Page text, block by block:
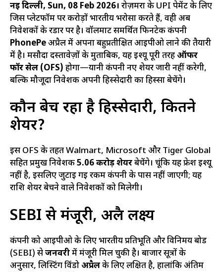
नई दिल्ली, Sun, 08 Feb 2026। रोज़मर्रा के UPI पेमेंट के लिए
जिस प्लेटफॉर्म पर करोड़ों भारतीय भरोसा करते हैं, वही अब
निवेशकों के रडार पर है। वॉलमार्ट समर्थित फिनटेक कंपनी
PhonePeअप्रैल में अपना बहुप्रतीक्षित आईपीओ लाने की तैयारी
में है। मसौदा दस्तावेज़ों के मुताबिक, यह इश्यू पूरी तरहऑफर
फॉर सेल (OFS) होगा—यानी कंपनी नए शेयर जारी नहीं करेगी,
बल्कि मौजूदा निवेशक अपनी हिस्सेदारी का हिस्सा बेचेंगे।
कौन बेच रहा है हिस्सेदारी, कितने
शेयर?
इस OFS के तहत Walmart, Microsoft और Tiger Global
सहित प्रमुख निवेशक5.06 करोड़ शेयरबेचेंगे। चूंकि यह फ्रेश इश्यू
नहीं है, इसलिए जुटाई गई रकम कंपनी के पास नहीं जाएगी; यह
राशि शेयर बेचने वाले निवेशकों को मिलेगी।
SEBI से मंजूरी, अप्रैल लक्ष्य
कंपनी को आईपीओ के लिए भारतीय प्रतिभूति और विनिमय बोर्ड
(SEBI) सेजनवरीमें मंजूरी मिल चुकी है। बाजार सूत्रों के
अनुसार, लिस्टिंग विंडोअप्रैलके लिए लक्षित है, हालांकि अंतिम